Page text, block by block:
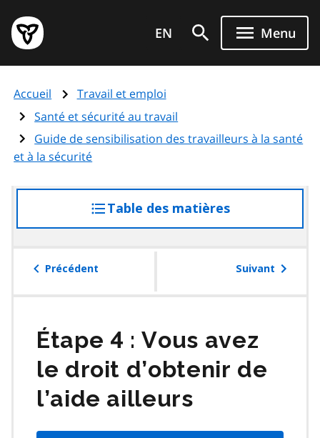
au
contenu
principal
Page
d'accueil
de
l'Ontario
EN Menu
Accueil
Travail et emploi
Santé et sécurité au travail
Guide de sensibilisation des travailleurs à la santé
et à la sécurité
Table des matières
à
table
Précédent Suivant
Étape 4 : Vous avez
le droit d’obtenir de
l’aide ailleurs